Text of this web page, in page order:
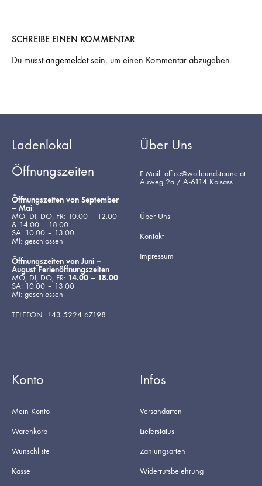
SCHREIBE EINEN KOMMENTAR
Du musstangemeldetsein, um einen Kommentar abzugeben.
Ladenlokal
Öffnungszeiten
Öffnungszeiten von September
– Mai:
MO, DI, DO, FR: 10.00 – 12.00
& 14.00 – 18.00
SA: 10.00 – 13.00
MI: geschlossen
Öffnungszeiten von Juni –
August Ferienöffnungszeiten:
MO, DI, DO, FR: 14.00 – 18.00
SA: 10.00 – 13.00
MI: geschlossen
TELEFON: +43 5224 67198
Über Uns
E-Mail: office@wolleundstaune.at
Auweg 2a / A-6114 Kolsass
Über Uns
Kontakt
Impressum
Konto
Mein Konto
Warenkorb
Wunschliste
Kasse
Infos
Versandarten
Lieferstatus
Zahlungsarten
Widerrufsbelehrung